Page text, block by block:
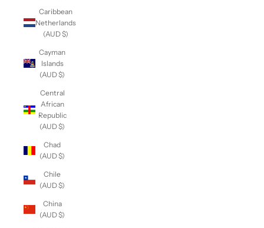
Caribbean
Netherlands
(AUD $)
Cayman
Islands
(AUD $)
Central
African
Republic
(AUD $)
Chad
(AUD $)
Chile
(AUD $)
China
(AUD $)